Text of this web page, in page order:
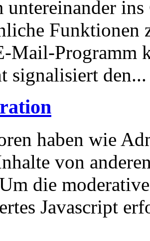
untereinander
Funktionen
Mail-Programm
signalisiert den...
haben wie
von
die
Javascript